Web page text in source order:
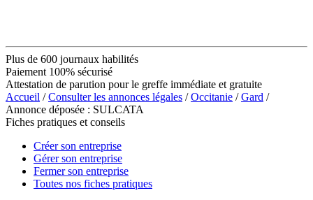
Plus de 600 journaux habilités
Paiement 100% sécurisé
Attestation de parution pour le greffe immédiate et gratuite
Accueil /Consulter les annonces légales /Occitanie /Gard /
Annonce déposée : SULCATA
Fiches pratiques et conseils
Créer son entreprise
Gérer son entreprise
Fermer son entreprise
Toutes nos fiches pratiques